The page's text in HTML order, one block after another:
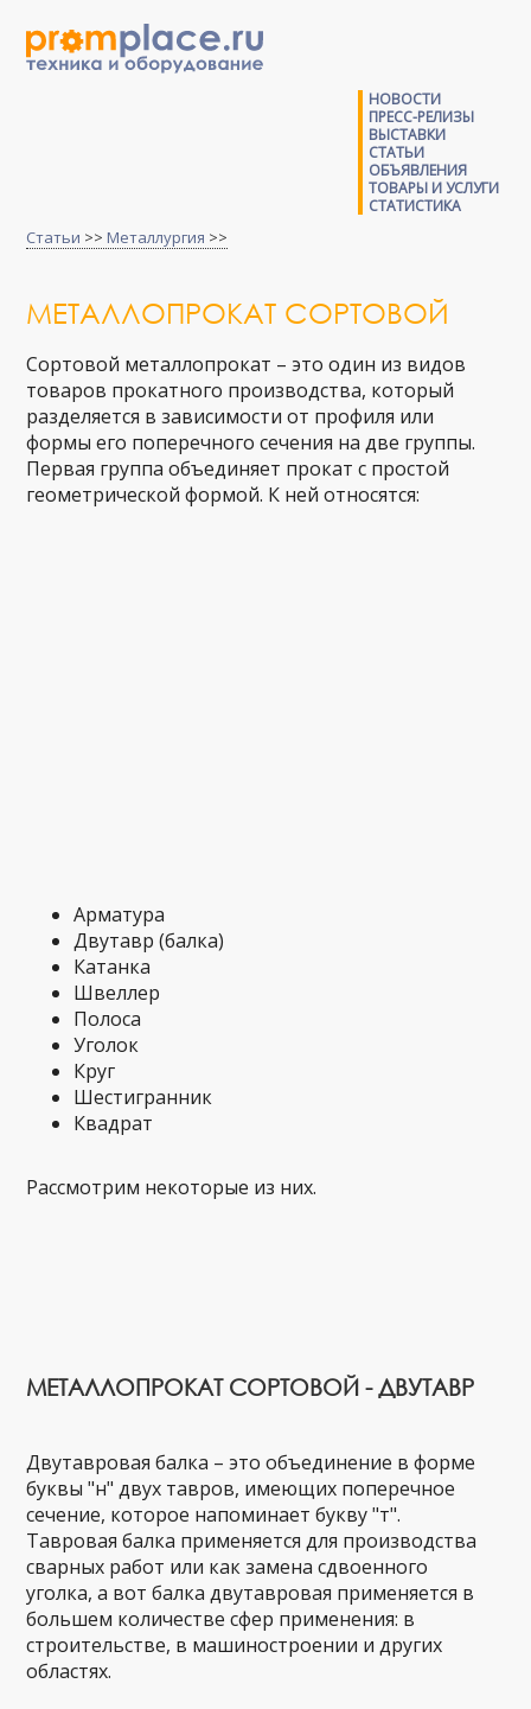
НОВОСТИ
ПРЕСС-РЕЛИЗЫ
ВЫСТАВКИ
СТАТЬИ
ОБЪЯВЛЕНИЯ
ТОВАРЫ И УСЛУГИ
СТАТИСТИКА
Статьи >> Металлургия >>
МЕТАЛЛОПРОКАТ СОРТОВОЙ
Сортовой металлопрокат – это один из видов
товаров прокатного производства, который
разделяется в зависимости от профиля или
формы его поперечного сечения на две группы.
Первая группа объединяет прокат с простой
геометрической формой. К ней относятся:
Арматура
Двутавр (балка)
Катанка
Швеллер
Полоса
Уголок
Круг
Шестигранник
Квадрат
Рассмотрим некоторые из них.
МЕТАЛЛОПРОКАТ СОРТОВОЙ - ДВУТАВР
Двутавровая балка – это объединение в форме
буквы "н" двух тавров, имеющих поперечное
сечение, которое напоминает букву "т".
Тавровая балка применяется для производства
сварных работ или как замена сдвоенного
уголка, а вот балка двутавровая применяется в
большем количестве сфер применения: в
строительстве, в машиностроении и других
областях.